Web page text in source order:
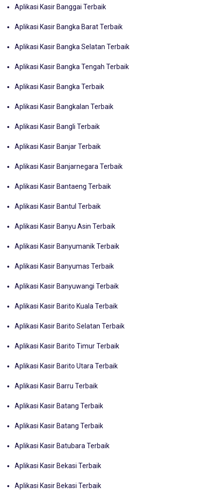
Aplikasi Kasir Banggai Terbaik
Aplikasi Kasir Bangka Barat Terbaik
Aplikasi Kasir Bangka Selatan Terbaik
Aplikasi Kasir Bangka Tengah Terbaik
Aplikasi Kasir Bangka Terbaik
Aplikasi Kasir Bangkalan Terbaik
Aplikasi Kasir Bangli Terbaik
Aplikasi Kasir Banjar Terbaik
Aplikasi Kasir Banjarnegara Terbaik
Aplikasi Kasir Bantaeng Terbaik
Aplikasi Kasir Bantul Terbaik
Aplikasi Kasir Banyu Asin Terbaik
Aplikasi Kasir Banyumanik Terbaik
Aplikasi Kasir Banyumas Terbaik
Aplikasi Kasir Banyuwangi Terbaik
Aplikasi Kasir Barito Kuala Terbaik
Aplikasi Kasir Barito Selatan Terbaik
Aplikasi Kasir Barito Timur Terbaik
Aplikasi Kasir Barito Utara Terbaik
Aplikasi Kasir Barru Terbaik
Aplikasi Kasir Batang Terbaik
Aplikasi Kasir Batang Terbaik
Aplikasi Kasir Batubara Terbaik
Aplikasi Kasir Bekasi Terbaik
Aplikasi Kasir Bekasi Terbaik